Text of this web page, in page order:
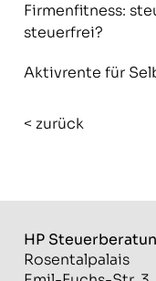
Firmenfitness:
steuerfrei?
Aktivrente für
< zurück
HP
Rosentalpalais